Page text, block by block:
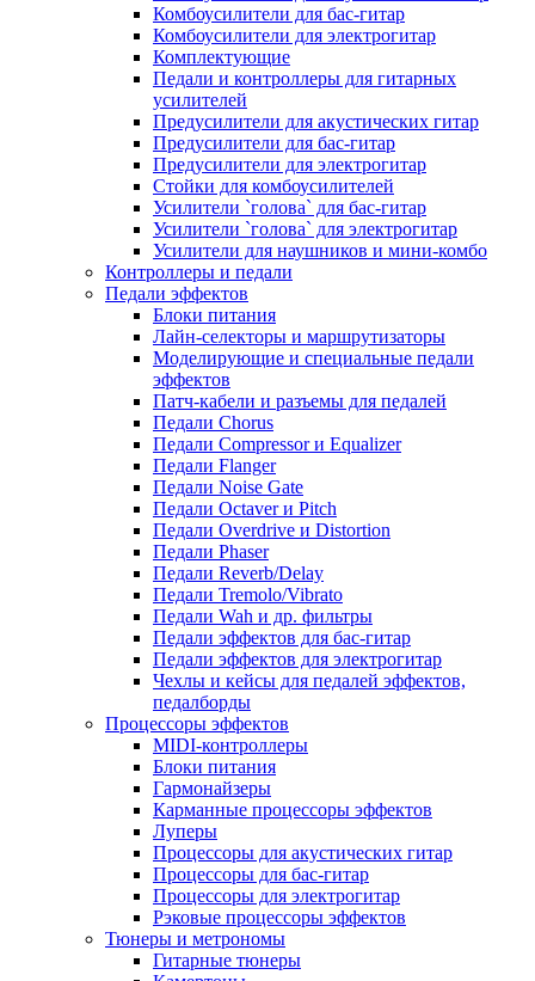
Комбоусилители для бас-гитар
Комбоусилители для электрогитар
Комплектующие
Педали и контроллеры для гитарных
усилителей
Предусилители для акустических гитар
Предусилители для бас-гитар
Предусилители для электрогитар
Стойки для комбоусилителей
Усилители `голова` для бас-гитар
Усилители `голова` для электрогитар
Усилители для наушников и мини-комбо
Контроллеры и педали
Педали эффектов
Блоки питания
Лайн-селекторы и маршрутизаторы
Моделирующие и специальные педали
эффектов
Патч-кабели и разъемы для педалей
Педали Chorus
Педали Compressor и Equalizer
Педали Flanger
Педали Noise Gate
Педали Octaver и Pitch
Педали Overdrive и Distortion
Педали Phaser
Педали Reverb/Delay
Педали Tremolo/Vibrato
Педали Wah и др. фильтры
Педали эффектов для бас-гитар
Педали эффектов для электрогитар
Чехлы и кейсы для педалей эффектов,
педалборды
Процессоры эффектов
MIDI-контроллеры
Блоки питания
Гармонайзеры
Карманные процессоры эффектов
Луперы
Процессоры для акустических гитар
Процессоры для бас-гитар
Процессоры для электрогитар
Рэковые процессоры эффектов
Тюнеры и метрономы
Гитарные тюнеры